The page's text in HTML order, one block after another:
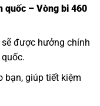
quốc – Vòng bi 460
được hưởng chính
bạn, giúp tiết kiệm